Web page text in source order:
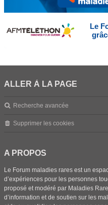
Le
ALLER À LA PAGE
Recherche avancée
Supprimer les cookies
A PROPOS
Le Forum maladies rares est un
d’expériences pour les personnes
proposé et modéré par Maladies
d’information et de soutien sur les